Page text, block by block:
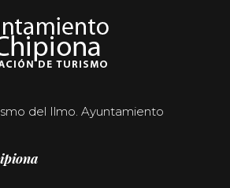
del Ilmo. Ayuntamiento